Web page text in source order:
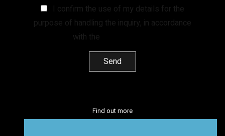
I confirm the use of my details for the
purpose of handling the inquiry, in accordance
with the
Find out more